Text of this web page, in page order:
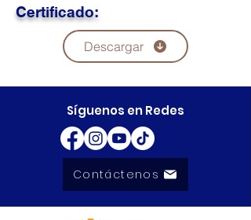
Certificado:
Descargar
Síguenos en Redes
Contáctenos